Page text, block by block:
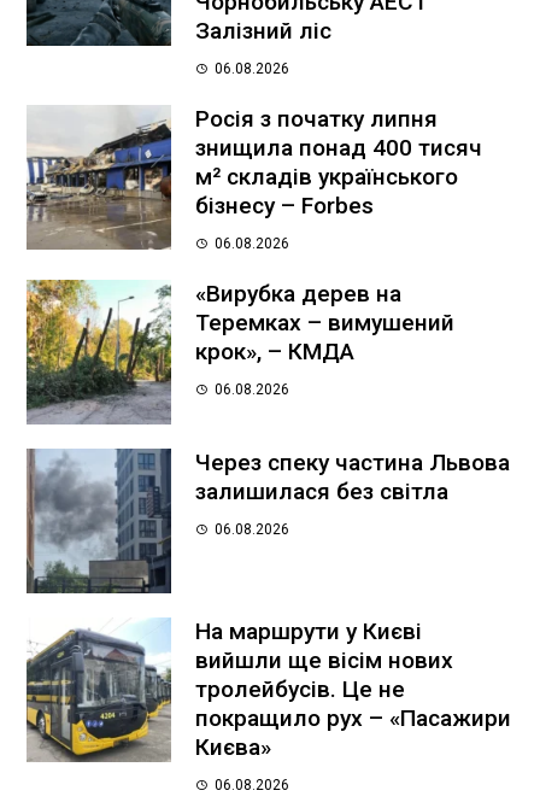
Залізний ліс
06.08.2026
Росія з початку липня
знищила понад 400 тисяч
м² складів українського
бізнесу – Forbes
06.08.2026
«Вирубка дерев на
Теремках – вимушений
крок», – КМДА
06.08.2026
Через спеку частина Львова
залишилася без світла
06.08.2026
На маршрути у Києві
вийшли ще вісім нових
тролейбусів. Це не
покращило рух – «Пасажири
Києва»
06.08.2026